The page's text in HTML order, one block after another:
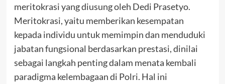
meritokrasi yang diusung oleh Dedi Prasetyo.
Meritokrasi, yaitu memberikan kesempatan
kepada individu untuk memimpin dan menduduki
jabatan fungsional berdasarkan prestasi, dinilai
sebagai langkah penting dalam menata kembali
paradigma kelembagaan di Polri. Hal ini